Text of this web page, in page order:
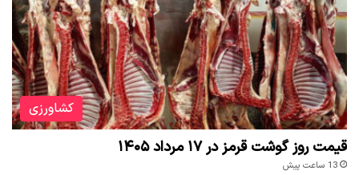
کشاورزی
قیمت روز گوشت قرمز در ۱۷ مرداد ۱۴۰۵
13 ساعت پیش